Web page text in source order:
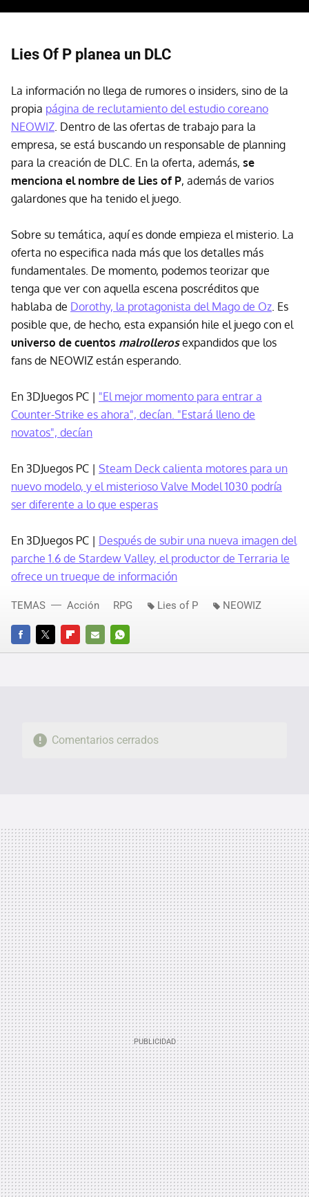
Lies Of P planea un DLC
La información no llega de rumores o insiders, sino de la
propia página de reclutamiento del estudio coreano
NEOWIZ. Dentro de las ofertas de trabajo para la
empresa, se está buscando un responsable de planning
para la creación de DLC. En la oferta, además, se
menciona el nombre de Lies of P, además de varios
galardones que ha tenido el juego.
Sobre su temática, aquí es donde empieza el misterio. La
oferta no especifica nada más que los detalles más
fundamentales. De momento, podemos teorizar que
tenga que ver con aquella escena poscréditos que
hablaba de Dorothy, la protagonista del Mago de Oz. Es
posible que, de hecho, esta expansión hile el juego con el
universo de cuentos malrolleros expandidos que los
fans de NEOWIZ están esperando.
En 3DJuegos PC | "El mejor momento para entrar a
Counter-Strike es ahora", decían. "Estará lleno de
novatos", decían
En 3DJuegos PC | Steam Deck calienta motores para un
nuevo modelo, y el misterioso Valve Model 1030 podría
ser diferente a lo que esperas
En 3DJuegos PC | Después de subir una nueva imagen del
parche 1.6 de Stardew Valley, el productor de Terraria le
ofrece un trueque de información
FACEBOOKTWITTERFLIPBOARD
E-
WHATSAPP
TEMAS Acción RPG Lies of P NEOWIZ
Comentarios cerrados